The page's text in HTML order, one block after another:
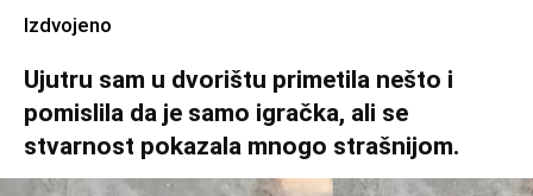
Izdvojeno
Ujutru sam u dvorištu primetila nešto i
pomislila da je samo igračka, ali se
stvarnost pokazala mnogo strašnijom.